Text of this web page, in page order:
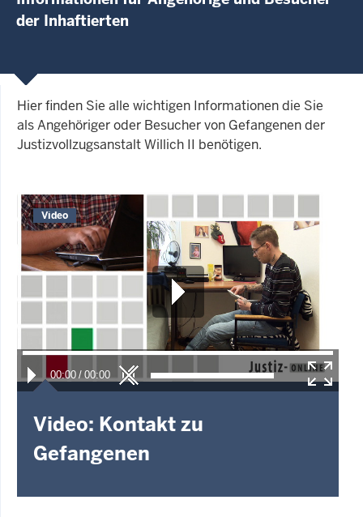
der Inhaftierten
Hier finden Sie alle wichtigen Informationen die Sie
als Angehöriger oder Besucher von Gefangenen der
Justizvollzugsanstalt Willich II benötigen.
Video
00:00 / 00:00
Video: Kontakt zu
Gefangenen